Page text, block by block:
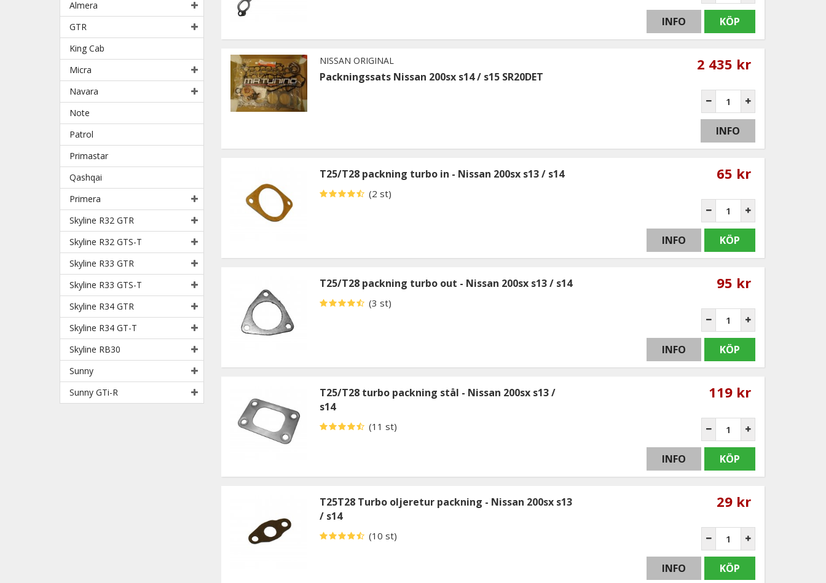
Almera
GTR
King Cab
Micra
Navara
Note
Patrol
Primastar
Qashqai
Primera
Skyline R32 GTR
Skyline R32 GTS-T
Skyline R33 GTR
Skyline R33 GTS-T
Skyline R34 GTR
Skyline R34 GT-T
Skyline RB30
Sunny
Sunny GTi-R
INFO KÖP
NISSAN ORIGINAL
Packningssats Nissan 200sx s14 / s15 SR20DET
2 435 kr
INFO
T25/T28 packning turbo in - Nissan 200sx s13 / s14
(2 st)
65 kr
INFO KÖP
T25/T28 packning turbo out - Nissan 200sx s13 / s14
(3 st)
95 kr
INFO KÖP
T25/T28 turbo packning stål - Nissan 200sx s13 /
s14
(11 st)
119 kr
INFO KÖP
T25T28 Turbo oljeretur packning - Nissan 200sx s13
/ s14
(10 st)
29 kr
INFO KÖP